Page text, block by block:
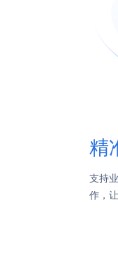
精
支持
作，